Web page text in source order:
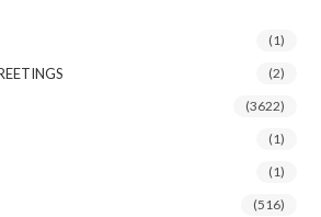
(1)
(2)
(3622)
(1)
(1)
(516)